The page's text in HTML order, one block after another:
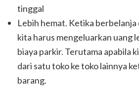
tinggal
Lebih hemat. Ketika
kita harus mengeluarkan uang
biaya parkir. Terutama apabila
dari satu toko ke toko lainnya
barang.